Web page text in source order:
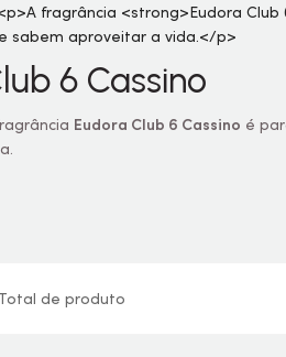
6 Cassino
Eudora Club 6 Cassino é
Total deproduto